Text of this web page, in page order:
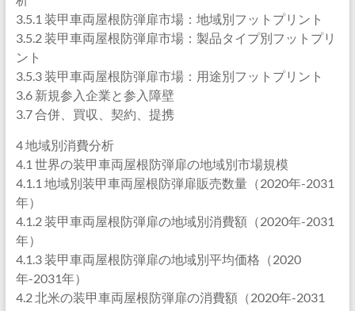
3.5.1 装甲車両屋根防弾扉市場：地域別フットプリント
3.5.2 装甲車両屋根防弾扉市場：製品タイプ別フットプリ
ント
3.5.3 装甲車両屋根防弾扉市場：用途別フットプリント
3.6 新規参入企業と参入障壁
3.7 合併、買収、契約、提携
4 地域別消費分析
4.1 世界の装甲車両屋根防弾扉の地域別市場規模
4.1.1 地域別装甲車両屋根防弾扉販売数量（2020年-2031
年）
4.1.2 装甲車両屋根防弾扉の地域別消費額（2020年-2031
年）
4.1.3 装甲車両屋根防弾扉の地域別平均価格（2020
年-2031年）
4.2 北米の装甲車両屋根防弾扉の消費額（2020年-2031